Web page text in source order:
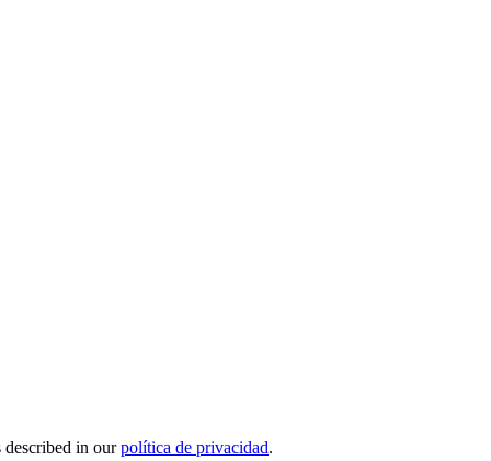
described in ourpolítica de privacidad.